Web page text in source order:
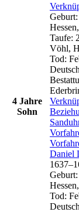
4 Jahre
Sohn
Geburt:
Taufe:
Vöhl,
Tod:
Daniel
1637–
Geburt:
Tod: